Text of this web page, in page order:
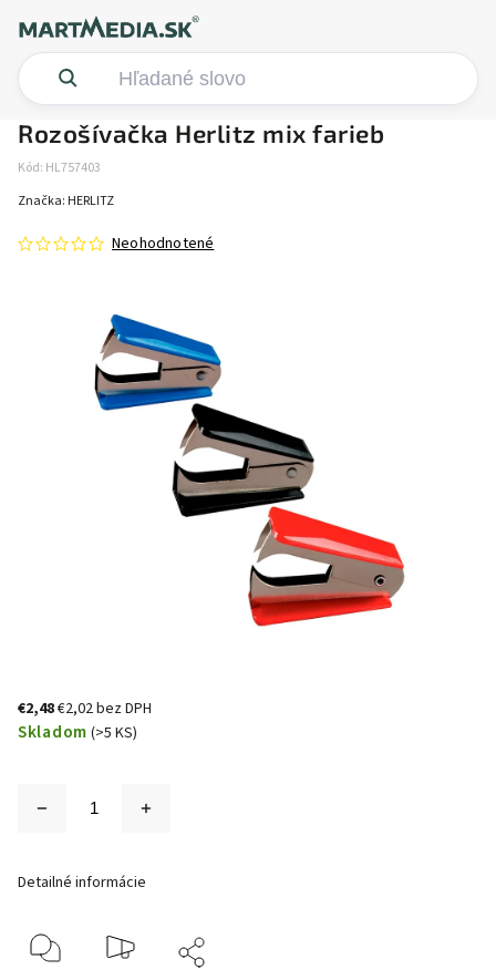
Rozošívačka Herlitz mix farieb
Kód: HL757403
Neohodnotené
Značka: HERLITZ
€2,48€2,02 bez DPH
Skladom (>5 KS)
Detailné informácie